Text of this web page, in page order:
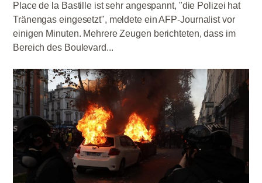
Place de la Bastille ist sehr angespannt, "die Polizei hat
Tränengas eingesetzt", meldete ein AFP-Journalist vor
einigen Minuten. Mehrere Zeugen berichteten, dass im
Bereich des Boulevard...